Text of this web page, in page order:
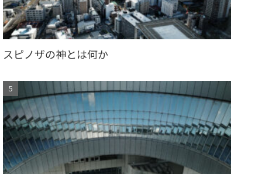
スピノザの神とは何か